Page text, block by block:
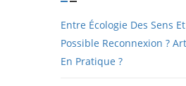
Entre Écologie Des Sens
Possible Reconnexion ?
En Pratique ?